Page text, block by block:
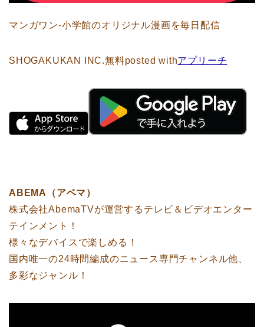
マンガワン-小学館のオリジナル漫画を毎日配信
SHOGAKUKAN INC.無料posted withアプリーチ
ABEMA（アベマ）
株式会社AbemaTVが運営するテレビ＆ビデオエンター
テインメント！
様々なデバイスで楽しめる！
国内唯一の24時間編成のニュース専門チャンネル他、
多彩なジャンル！